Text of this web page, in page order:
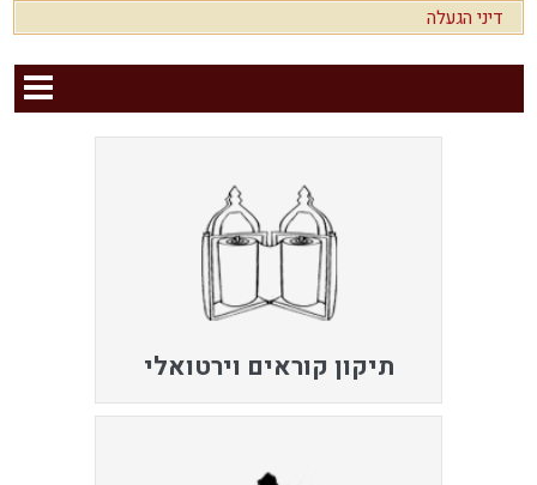
דיני הגעלה
תיקון קוראים וירטואלי